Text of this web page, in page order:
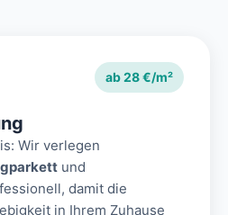
ab 28 €/m²
Wir verlegen
und
damit die
in Ihrem Zuhause